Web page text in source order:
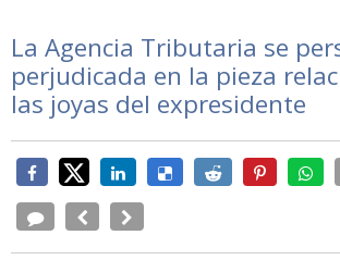
La Agencia Tributaria se
perjudicada en la pieza
las joyas del expresidente